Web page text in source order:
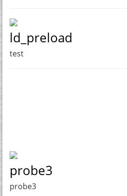
ld_preload
test
probe3
probe3